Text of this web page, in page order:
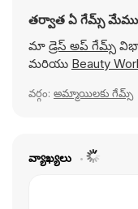
తర్వాత ఏ గేమ్స్ మేము
మా డ్రెస్ అప్ గేమ్స్
మరియు Beauty
వర్గం: అమ్మాయిలకు గేమ్స్
వ్యాఖ్యలు